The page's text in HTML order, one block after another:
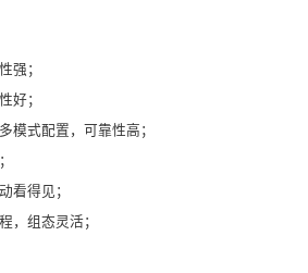
强；
好；
模式配置，可靠性高；
看得见；
，组态灵活；